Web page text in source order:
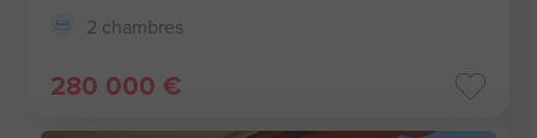
2 chambres
280 000 €